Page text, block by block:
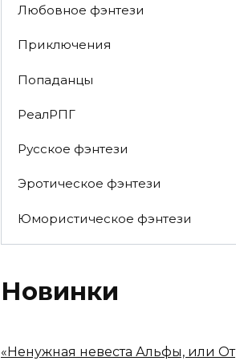
Любовное фэнтези
Приключения
Попаданцы
РеалРПГ
Русское фэнтези
Эротическое фэнтези
Юмористическое фэнтези
Новинки
«Ненужная невеста Альфы, или От